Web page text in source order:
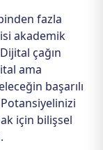
fazla
akademik
çağın
ama
başarılı
için bilişsel